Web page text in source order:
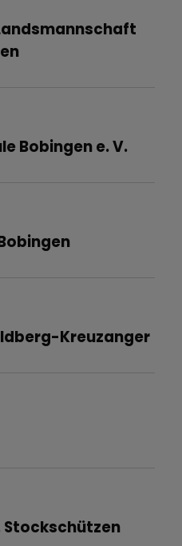
Bobingen e. V.
Kreuzanger
Stockschützen